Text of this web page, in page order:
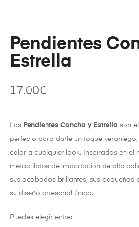
Pendientes
Estrella
17.00€
Los Pendientes Concha y Estrella son
perfecto para darle un toque
color a cualquier look. Inspirados en el
metacrilatos de importación de alta
sus acabados brillantes, sus pequeñas
su diseño artesanal único.
Puedes elegir entre: